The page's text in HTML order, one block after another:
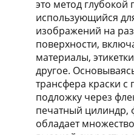
это метод
использующийся
изображений на
поверхности,
материалы,
другое.
трансфера краски
подложку через
печатный цилиндр,
обладает